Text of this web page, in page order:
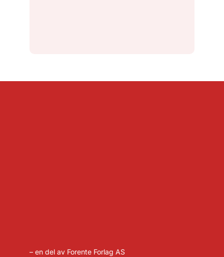
– en del av Forente Forlag AS